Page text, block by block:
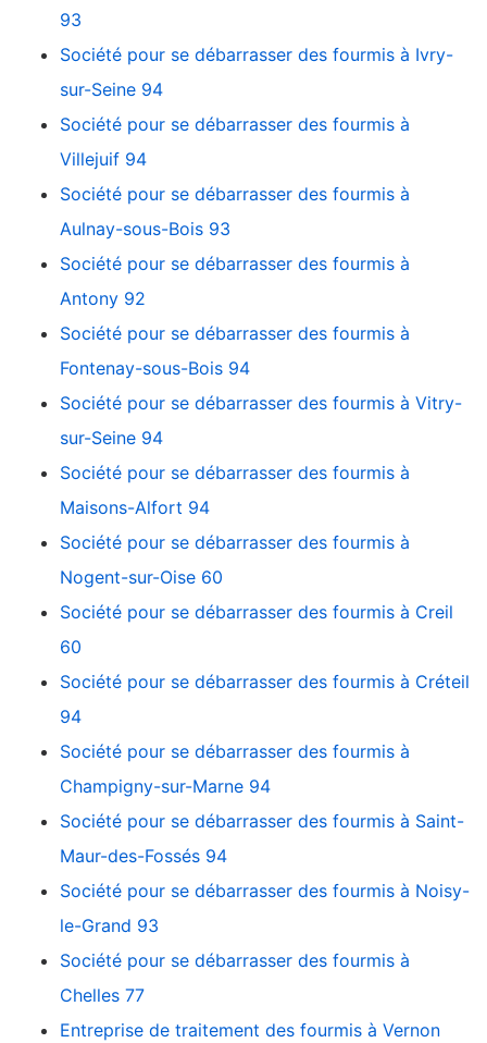
93
Société pour se débarrasser des fourmis à Ivry-
sur-Seine 94
Société pour se débarrasser des fourmis à
Villejuif 94
Société pour se débarrasser des fourmis à
Aulnay-sous-Bois 93
Société pour se débarrasser des fourmis à
Antony 92
Société pour se débarrasser des fourmis à
Fontenay-sous-Bois 94
Société pour se débarrasser des fourmis à Vitry-
sur-Seine 94
Société pour se débarrasser des fourmis à
Maisons-Alfort 94
Société pour se débarrasser des fourmis à
Nogent-sur-Oise 60
Société pour se débarrasser des fourmis à Creil
60
Société pour se débarrasser des fourmis à Créteil
94
Société pour se débarrasser des fourmis à
Champigny-sur-Marne 94
Société pour se débarrasser des fourmis à Saint-
Maur-des-Fossés 94
Société pour se débarrasser des fourmis à Noisy-
le-Grand 93
Société pour se débarrasser des fourmis à
Chelles 77
Entreprise de traitement des fourmis à Vernon